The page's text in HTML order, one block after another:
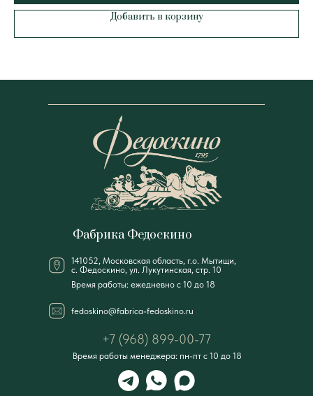
Добавить в корзину
141052, Московская область, г.о. Мытищи,
с. Федоскино, ул. Лукутинская, стр. 10
Фабрика Федоскино
+7 (968) 899-00-77
Время работы: ежедневно с 10 до 18
Время работы менеджера: пн-пт с 10 до 18
fedoskino@fabrica-fedoskino.ru